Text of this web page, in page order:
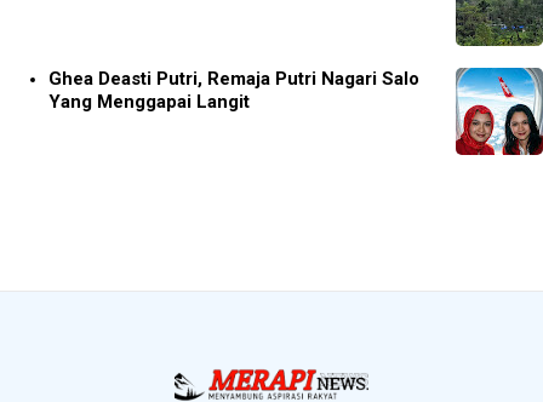
Ghea Deasti Putri, Remaja Putri Nagari Salo
Yang Menggapai Langit